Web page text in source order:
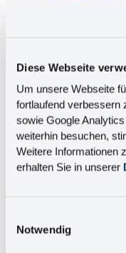
Diese Webseite
Um unsere Webseite
fortlaufend verbessern
sowie Google
weiterhin besuchen,
Weitere Informationen
erhalten Sie in unserer
Notwendig
Werfen
ins